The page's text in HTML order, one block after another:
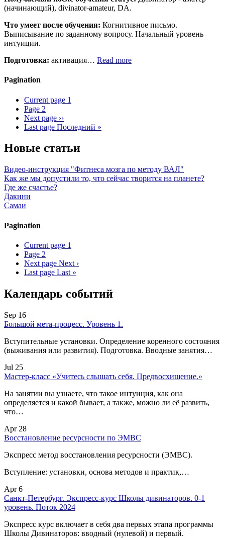
(начинающий), divinator-amateur, DA.
Что умеет после обучения: Когнитивное письмо.
Выписывание по заданному вопросу. Начальный уровень
интуиции.
Подготовка: активация… Read more
Pagination
Current page 1
Page 2
Next page ››
Last page Последний »
Новые статьи
Видео-инструкция "Фитнеса мозга по методу ВАЛ"
Как же мы допустили то, что сейчас творится на планете?
Где же счастье?
Дакини
Самаи
Pagination
Current page 1
Page 2
Next page Next ›
Last page Last »
Календарь событий
Sep 16
Большой мета-процесс. Уровень 1.
Вступительные установки. Определение коренного состояния
(выживания или развития). Подготовка. Вводные занятия…
Jul 25
Мастер-класс «Учитесь слышать себя. Предвосхищение.»
На занятии вы узнаете, что такое интуиция, как она
определяется и какой бывает, а также, можно ли её развить,
что…
Apr 28
Восстановление ресурсности по ЭМВС
Экспресс метод восстановления ресурсности (ЭМВС).
Вступление: установки, основа методов и практик,…
Apr 6
Санкт-Петербург. Экспресс-курс Школы дивинаторов. 0-1
уровень. Поток 2024
Экспресс курс включает в себя два первых этапа программы
Школы Дивинаторов: вводный (нулевой) и первый.